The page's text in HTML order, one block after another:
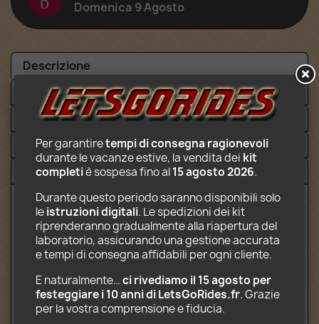
Domenica 9 Agosto
Descrizione
Dettagli
File
Video
Recensioni (6)
Contenuti elettronici scaricabili tra cui:
Istruzioni di montaggio in formato PDF
Decori pronti per la stampa in formato
JPG
Elenco delle parti necessarie per la
costruzione
Per garantire tempi di consegna ragionevoli
durante le vacanze estive, la vendita dei kit
completi è sospesa fino al 15 agosto 2026.
Durante questo periodo saranno disponibili solo
le istruzioni digitali. Le spedizioni dei kit
riprenderanno gradualmente alla riapertura del
laboratorio, assicurando una gestione accurata
e tempi di consegna affidabili per ogni cliente.
E naturalmente… ci rivediamo il 15 agosto per
festeggiare i 10 anni di LetsGoRides.fr. Grazie
per la vostra comprensione e fiducia.